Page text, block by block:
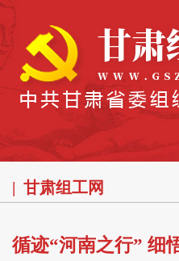
甘肃组工网
循迹“河南之行” 细